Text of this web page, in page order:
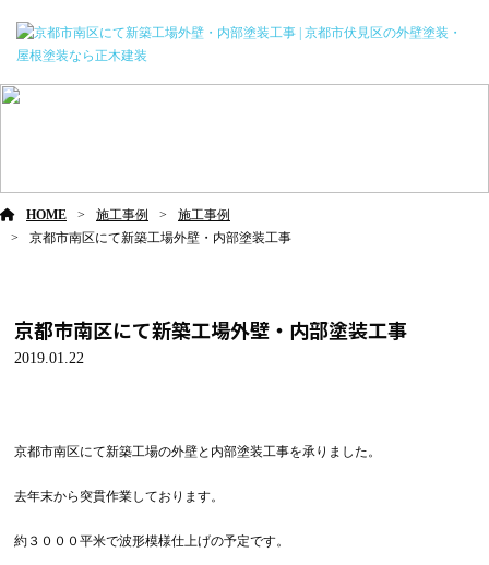
HOME 施工事例
施工事例
京都市南区にて新築工場外壁・内部塗装工事
京都市南区にて新築工場外壁・内部塗装工事
2019.01.22
京都市南区にて新築工場の外壁と内部塗装工事を承りました。
去年末から突貫作業しております。
約３０００平米で波形模様仕上げの予定です。